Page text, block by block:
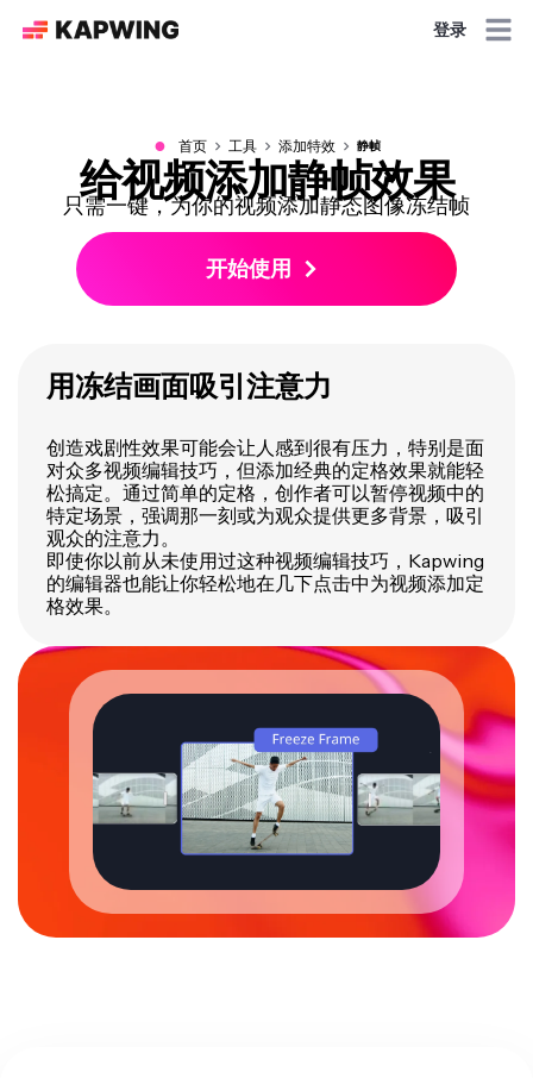
登录
● 首页 工具 添加特效 静帧
给视频添加静帧效果
只需一键，为你的视频添加静态图像冻结帧
开始使用
用冻结画面吸引注意力
创造戏剧性效果可能会让人感到很有压力，特别是面
对众多视频编辑技巧，但添加经典的定格效果就能轻
松搞定。通过简单的定格，创作者可以暂停视频中的
特定场景，强调那一刻或为观众提供更多背景，吸引
观众的注意力。
即使你以前从未使用过这种视频编辑技巧，Kapwing
的编辑器也能让你轻松地在几下点击中为视频添加定
格效果。